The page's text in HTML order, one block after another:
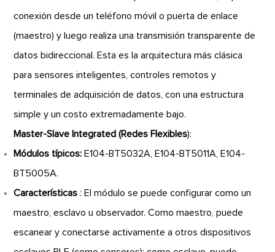
conexión desde un teléfono móvil o puerta de enlace
(maestro) y luego realiza una transmisión transparente de
datos bidireccional. Esta es la arquitectura más clásica
para sensores inteligentes, controles remotos y
terminales de adquisición de datos, con una estructura
simple y un costo extremadamente bajo.
Master-Slave Integrated (Redes Flexibles):
Módulos típicos: E104-BT5032A, E104-BT5011A, E104-
BT5005A.
Características : El módulo se puede configurar como un
maestro, esclavo u observador. Como maestro, puede
escanear y conectarse activamente a otros dispositivos